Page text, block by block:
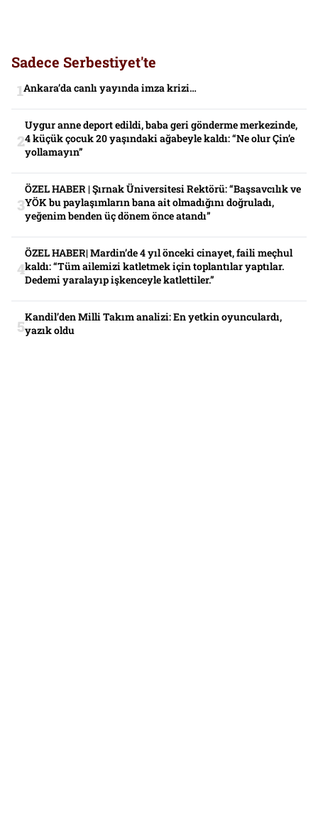
Sadece Serbestiyet'te
Ankara’da canlı yayında imza krizi…
Uygur anne deport edildi, baba geri gönderme merkezinde,
4 küçük çocuk 20 yaşındaki ağabeyle kaldı: “Ne olur Çin’e
yollamayın”
ÖZEL HABER | Şırnak Üniversitesi Rektörü: “Başsavcılık ve
YÖK bu paylaşımların bana ait olmadığını doğruladı,
yeğenim benden üç dönem önce atandı”
ÖZEL HABER| Mardin’de 4 yıl önceki cinayet, faili meçhul
kaldı: “Tüm ailemizi katletmek için toplantılar yaptılar.
Dedemi yaralayıp işkenceyle katlettiler.”
Kandil’den Milli Takım analizi: En yetkin oyunculardı,
yazık oldu